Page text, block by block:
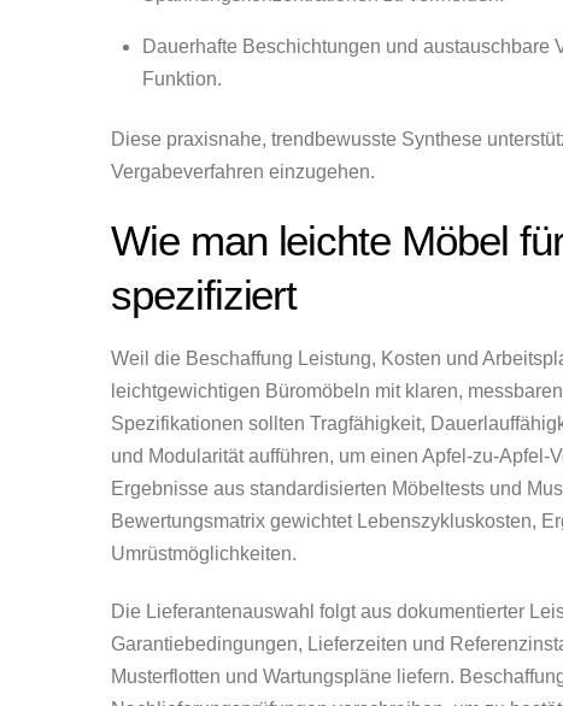
Dauerhafte Beschichtungen und
Funktion.
Diese praxisnahe, trendbewusste Synthese
Vergabeverfahren einzugehen.
Wie man leichte Möbel
spezifiziert
Weil die Beschaffung Leistung, Kosten und
leichtgewichtigen Büromöbeln mit klaren,
Spezifikationen sollten Tragfähigkeit,
und Modularität aufführen, um einen Apfel-zu-
Ergebnisse aus standardisierten Möbeltests und
Bewertungsmatrix gewichtet Lebenszykluskosten,
Umrüstmöglichkeiten.
Die Lieferantenauswahl folgt aus dokumentierter
Garantiebedingungen, Lieferzeiten und
Musterflotten und Wartungspläne liefern.